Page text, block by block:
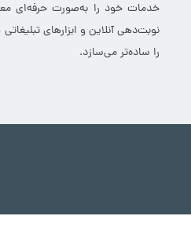
خدمات خود را به‌صورت حرفه‌ای
نوبت‌دهی آنلاین و ابزارهای
را ساده‌تر می‌سازد.